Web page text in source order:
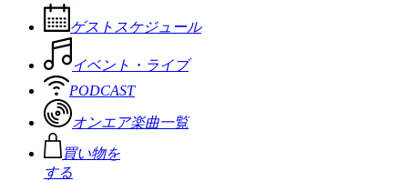
ゲストスケジュール
イベント・ライブ
PODCAST
オンエア楽曲一覧
買い物を
する